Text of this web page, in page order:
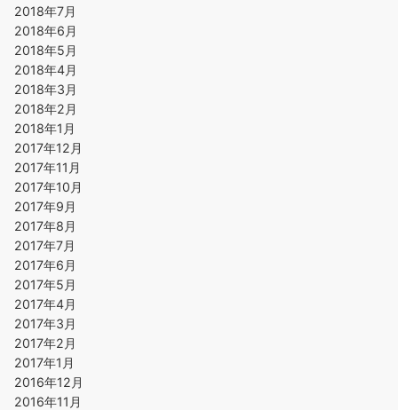
2018年7月
2018年6月
2018年5月
2018年4月
2018年3月
2018年2月
2018年1月
2017年12月
2017年11月
2017年10月
2017年9月
2017年8月
2017年7月
2017年6月
2017年5月
2017年4月
2017年3月
2017年2月
2017年1月
2016年12月
2016年11月